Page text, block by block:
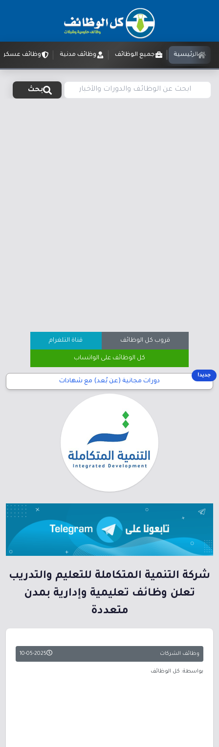
الرئيسية جميع الوظائف وظائف مدنية وظائف
بحث
قروب كل الوظائف قناة التلغرام
كل الوظائف على الواتساب
جديد!
دورات مجانية (عن بُعد) مع شهادات
شركة التنمية المتكاملة للتعليم والتدريب
تعلن وظائف تعليمية وإدارية بمدن
متعددة
وظائف الشركات 10-05-2025
بواسطة: كل الوظائف